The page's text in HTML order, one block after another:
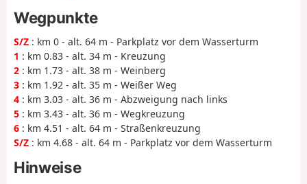
Wegpunkte
S/Z : km 0 - alt. 64 m - Parkplatz vor dem Wasserturm
1 : km 0.83 - alt. 34 m - Kreuzung
2 : km 1.73 - alt. 38 m - Weinberg
3 : km 1.92 - alt. 35 m - Weißer Weg
4 : km 3.03 - alt. 36 m - Abzweigung nach links
5 : km 3.43 - alt. 36 m - Wegkreuzung
6 : km 4.51 - alt. 64 m - Straßenkreuzung
S/Z : km 4.68 - alt. 64 m - Parkplatz vor dem Wasserturm
Hinweise